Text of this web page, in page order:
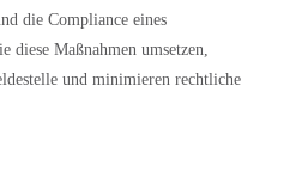
die Compliance eines
diese Maßnahmen umsetzen,
und minimieren rechtliche